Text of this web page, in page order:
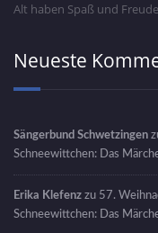
Alt haben Spaß und
Neueste
Sängerbund Schwetzingen
Schneewittchen: Das
Erika Klefenz zu 57.
Schneewittchen: Das